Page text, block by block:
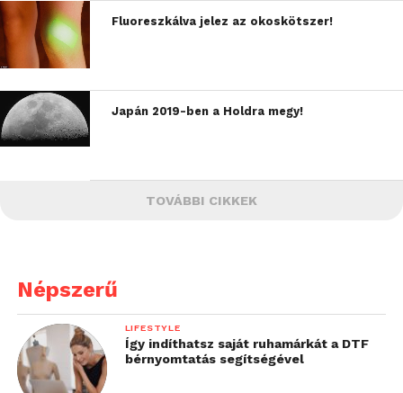
Fluoreszkálva jelez az okoskötszer!
Japán 2019-ben a Holdra megy!
TOVÁBBI CIKKEK
Népszerű
LIFESTYLE
Így indíthatsz saját ruhamárkát a DTF
bérnyomtatás segítségével